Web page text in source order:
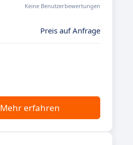
Keine Benutzerbewertungen
Preis auf Anfrage
Mehr erfahren